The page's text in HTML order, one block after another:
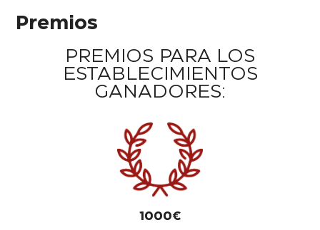
Premios
PREMIOS PARA LOS
ESTABLECIMIENTOS
GANADORES:
1000€